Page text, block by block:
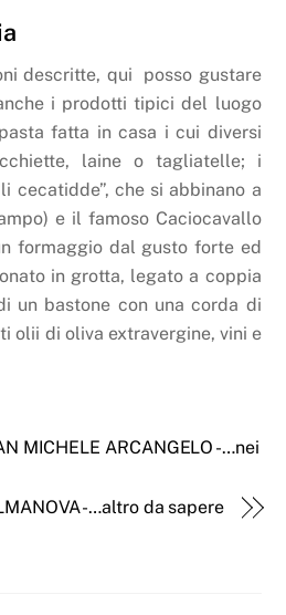
descritte, qui posso gustare
i prodotti tipici del luogo
fatta in casa i cui diversi
laine o tagliatelle; i
cecatidde”, che si abbinano a
e il famoso Caciocavallo
formaggio dal gusto forte ed
in grotta, legato a coppia
un bastone con una corda di
olii di oliva extravergine, vini e
MICHELE ARCANGELO -…nei
-…altro da sapere